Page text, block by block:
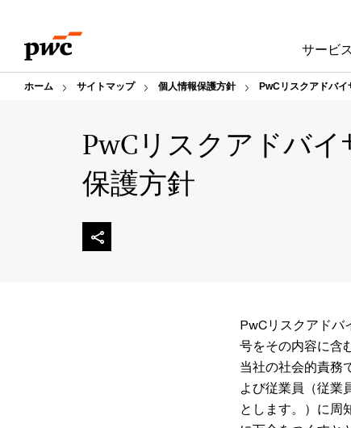
content
footer
サービス
ホーム サイトマップ 個人情報保護方針 PwCリスクアドバ
PwCリスクアドバ
保護方針
PwCリスクアドバ
号をその内容に含
当社の社会的責務
よび従業員（従業
とします。）に周